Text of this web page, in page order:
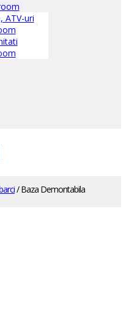
ATV-uri
/ Baza Demontabila